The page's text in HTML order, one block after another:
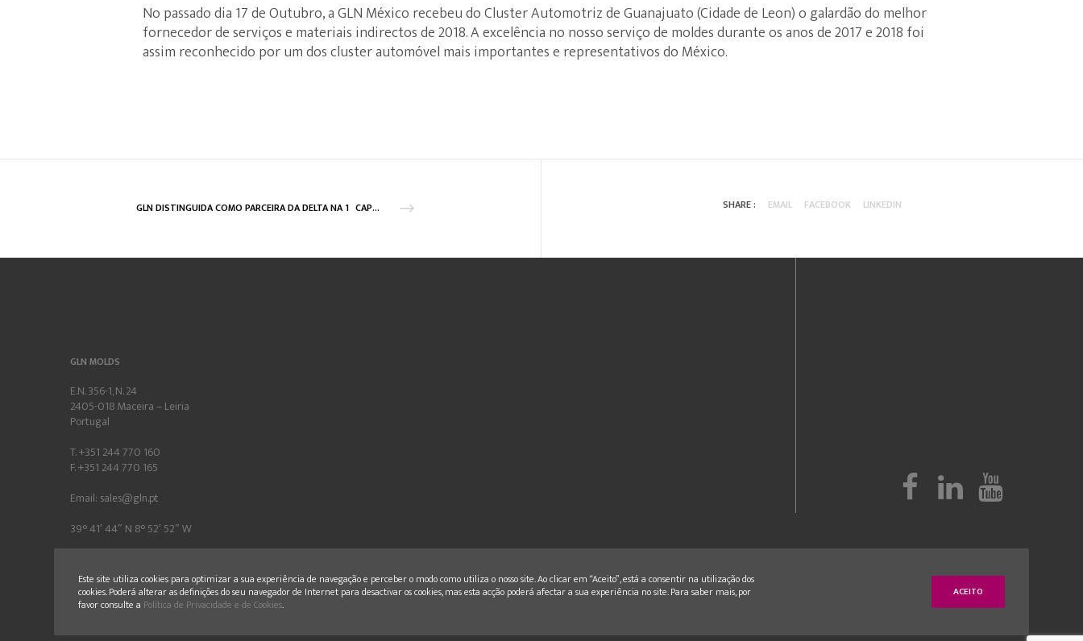
No passado dia 17 de Outubro, a GLN México recebeu do Cluster Automotriz de Guanajuato (Cidade de Leon) o galardão do melhor
fornecedor de serviços e materiais indirectos de 2018. A excelência no nosso serviço de moldes durante os anos de 2017 e 2018 foi
assim reconhecido por um dos cluster automóvel mais importantes e representativos do México.
GLN DISTINGUIDA COMO PARCEIRA DA DELTA NA 1º CAPSULA DE CAFÉ BIODEGRADÁVEL SHARE : EMAIL FACEBOOK LINKEDIN
GLN MOLDS
E.N. 356-1, N. 24
2405-018 Maceira – Leiria
Portugal
T. +351 244 770 160
F. +351 244 770 165
Email: sales@gln.pt
39° 41′ 44″ N 8° 52′ 52″ W
Este site utiliza cookies para optimizar a sua experiência de navegação e perceber o modo como utiliza o nosso site. Ao clicar em “Aceito”, está a consentir na utilização dos
cookies. Poderá alterar as definições do seu navegador de Internet para desactivar os cookies, mas esta acção poderá afectar a sua experiência no site. Para saber mais, por
favor consulte a Política de Privacidade e de Cookies.
ACEITO